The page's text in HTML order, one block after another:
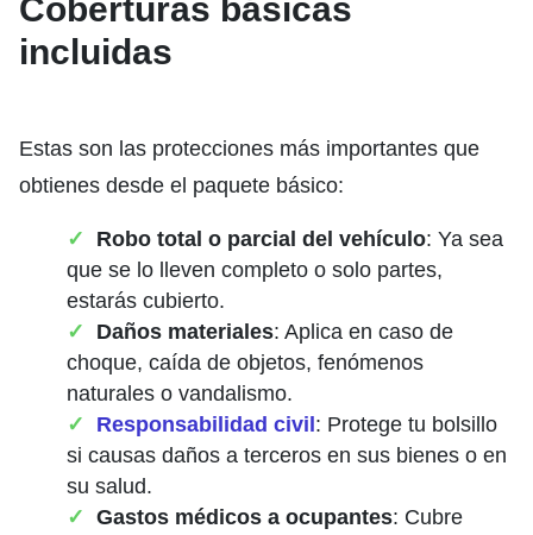
Coberturas básicas
incluidas
Estas son las protecciones más importantes que
obtienes desde el paquete básico:
Robo total o parcial del vehículo: Ya sea
que se lo lleven completo o solo partes,
estarás cubierto.
Daños materiales: Aplica en caso de
choque, caída de objetos, fenómenos
naturales o vandalismo.
Responsabilidad civil: Protege tu bolsillo
si causas daños a terceros en sus bienes o en
su salud.
Gastos médicos a ocupantes: Cubre